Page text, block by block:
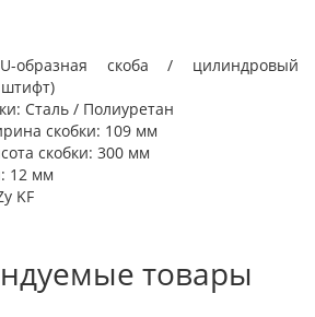
образная скоба / цилиндровый
Сталь / Полиуретан
скобки: 109 мм
скобки: 300 мм
12 мм
KF
товары